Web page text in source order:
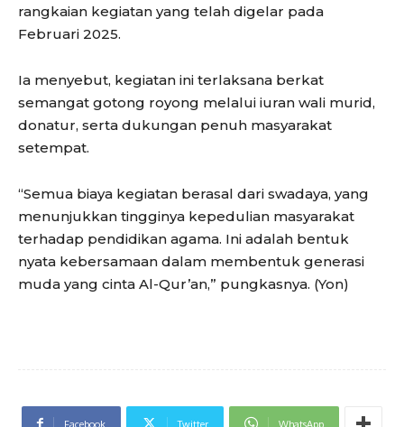
rangkaian kegiatan yang telah digelar pada
Februari 2025.
Ia menyebut, kegiatan ini terlaksana berkat
semangat gotong royong melalui iuran wali murid,
donatur, serta dukungan penuh masyarakat
setempat.
“Semua biaya kegiatan berasal dari swadaya, yang
menunjukkan tingginya kepedulian masyarakat
terhadap pendidikan agama. Ini adalah bentuk
nyata kebersamaan dalam membentuk generasi
muda yang cinta Al-Qur’an,” pungkasnya. (Yon)
Facebook Twitter WhatsApp